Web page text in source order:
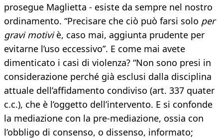
prosegue Maglietta - esiste da sempre nel nostro
ordinamento. “Precisare che ciò può farsi solo per
gravi motiviè, caso mai, aggiunta prudente per
evitarne l’uso eccessivo”. E come mai avete
dimenticato i casi di violenza? “Non sono presi in
considerazione perché già esclusi dalla disciplina
attuale dell’affidamento condiviso (art. 337 quater
c.c.), che è l’oggetto dell’intervento. E si confonde
la mediazione con la pre-mediazione, ossia con
l’obbligo di consenso, o dissenso, informato;